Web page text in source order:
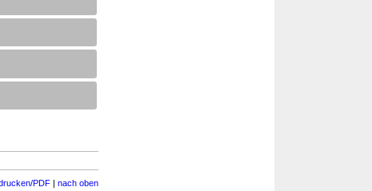
PDF | nach oben